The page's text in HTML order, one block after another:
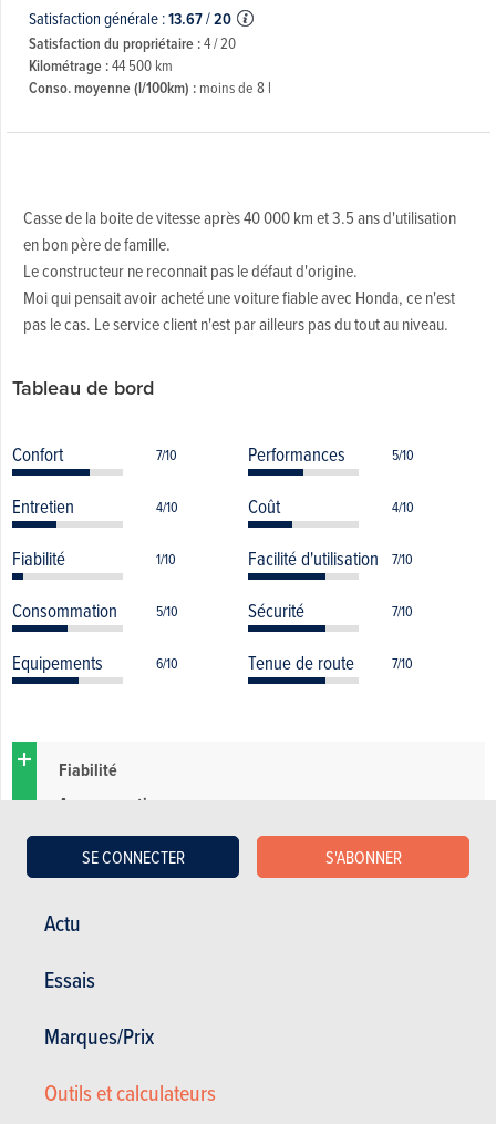
Actu
Essais
Marques/Prix
Outils et calculateurs
SE CONNECTER S'ABONNER
Satisfaction générale :13.67/20
Satisfaction du propriétaire :4 / 20
Kilométrage :44 500 km
Conso. moyenne (l/100km) :moins de 8 l
Casse de la boite de vitesse après 40 000 km et 3.5 ans d'utilisation
en bon père de famille.
Le constructeur ne reconnait pas le défaut d'origine.
Moi qui pensait avoir acheté une voiture fiable avec Honda, ce n'est
pas le cas. Le service client n'est par ailleurs pas du tout au niveau.
Tableau de bord
Confort 7/10 Performances 5/10
Entretien 4/10 Coût 4/10
Fiabilité 1/10 Facilité d'utilisation 7/10
Consommation 5/10 Sécurité 7/10
Equipements 6/10 Tenue de route 7/10
Fiabilité
Avec garantie
Marque
Performances
Volume de coffre
Problème de boîte de vitesse